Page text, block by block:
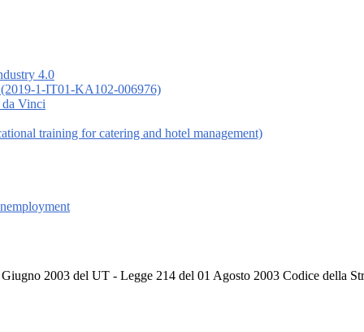
4.0
1-IT01-KA102-006976)
Vinci
training for catering and hotel management)
2003 del UT ‑ Legge 214 del 01 Agosto 2003 Codice della